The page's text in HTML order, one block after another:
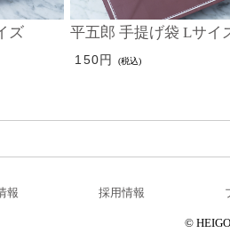
ズ 平五郎 手提げ袋 Lサイ
150円 (税込)
報 採用情報
©